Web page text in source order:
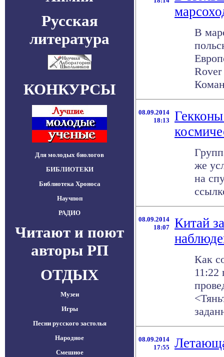
Русская
литература
КОНКУРСЫ
Для молодых биологов
БИБЛИОТЕКИ
Библиотека Хроноса
Научпоп
РАДИО
Читают и поют
авторы РП
ОТДЫХ
Музеи
Игры
Песни русского застолья
Народное
Смешное
В
08.09.2014
18:13
же
на
08.09.2014
18:07
Китай
Как
11:22
08.09.2014
17:55